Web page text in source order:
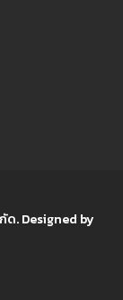
. Designed by